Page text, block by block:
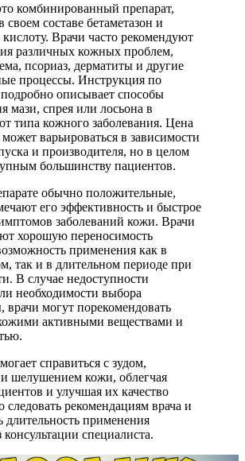
комбинированный препарат,
составе бетаметазон и
Врачи часто рекомендуют
различных кожных проблем,
псориаз, дерматиты и другие
процессы. Инструкция по
описывает способы
мази, спрея или лосьона в
типа кожного заболевания. Цена
варьироваться в зависимости
и производителя, но в целом
большинству пациентов.
обычно положительные,
его эффективность и быстрое
заболеваний кожи. Врачи
хорошую переносимость
применения как в
так и в длительном периоде при
В случае недоступности
необходимости выбора
врачи могут порекомендовать
активными веществами и
справиться с зудом,
шелушением кожи, облегчая
и улучшая их качество
рекомендациям врача и
длительность применения
консультации специалиста.